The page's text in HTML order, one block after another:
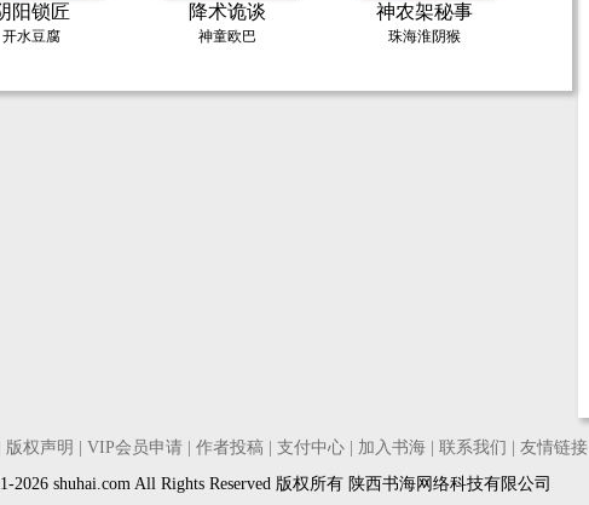
阳锁匠
开水豆腐
降术诡谈
神童欧巴
神农架秘事
珠海淮阴猴
版权声明 VIP会员申请| 作者投稿| 支付中心| 加入书海| 联系我们
友情链接
2026 shuhai.com All Rights Reserved 版权所有 陕西书海网络科技有限公司